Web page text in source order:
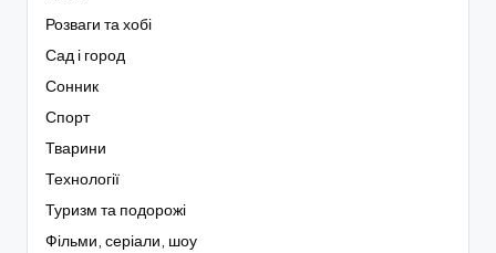
Розваги та хобі
Сад і город
Сонник
Спорт
Тварини
Технології
Туризм та подорожі
Фільми, серіали, шоу